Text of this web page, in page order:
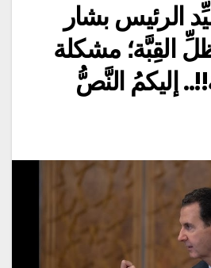
الرئيس بشار
القِبَّة؛ مشكلة
إليكمُ النَّصُّ